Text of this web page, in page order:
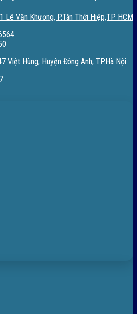
Lê Văn Khương, P.Tân Thới Hiệp,TP HCM
Việt Hùng, Huyện Đông Anh, TP.Hà Nội